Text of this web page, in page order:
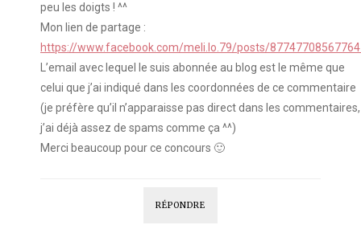
peu les doigts ! ^^
Mon lien de partage :
https://www.facebook.com/meli.lo.79/posts/
L’email avec lequel le suis abonnée au blog est le même que
celui que j’ai indiqué dans les coordonnées de ce commentaire
(je préfère qu’il n’apparaisse pas direct dans les commentaires,
j’ai déjà assez de spams comme ça ^^)
Merci beaucoup pour ce concours 🙂
RÉPONDRE